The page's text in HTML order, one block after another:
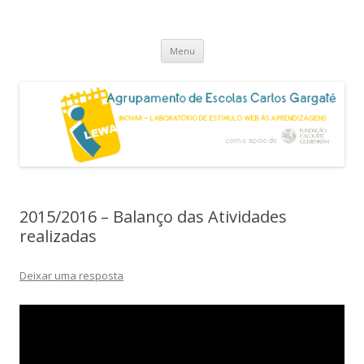
Menu Saltar
o
2015/2016 – Balanço das Atividades
realizadas
Deixar uma resposta